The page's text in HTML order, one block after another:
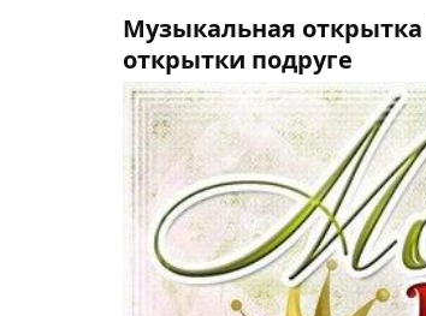
Музыкальная
открытки подруге